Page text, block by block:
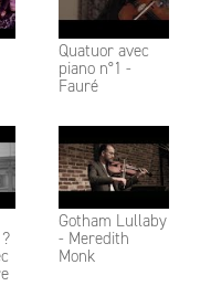
Quatuor avec
piano n°1 -
Fauré
Gotham Lullaby
- Meredith
Monk